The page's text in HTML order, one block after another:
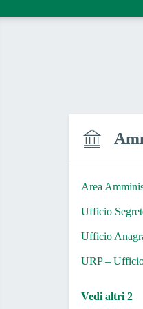
Area
Ufficio
Ufficio
URP –
Vedi altri 2